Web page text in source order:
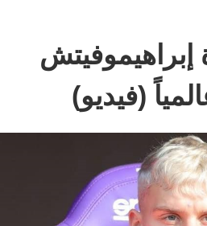
إبراهيموفيتش
(فيديو)